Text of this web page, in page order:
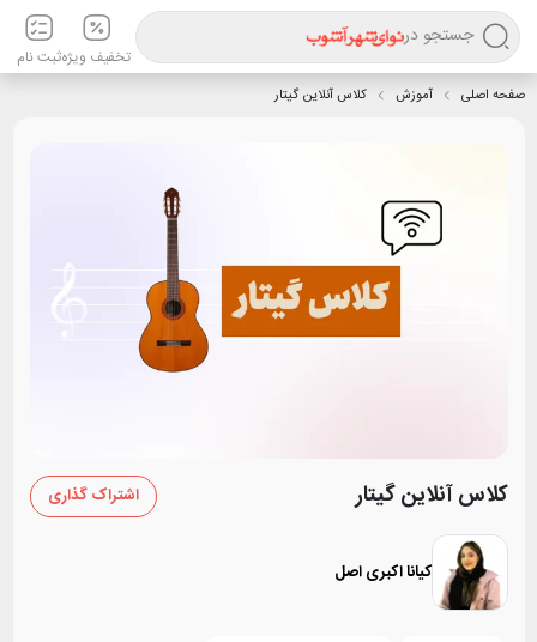
جستجو در
تخفیف ویژهثبت نام
صفحه اصلی آموزش کلاس آنلاین گیتار
کلاس آنلاین گیتار اشتراک گذاری
کیانا اکبری اصل